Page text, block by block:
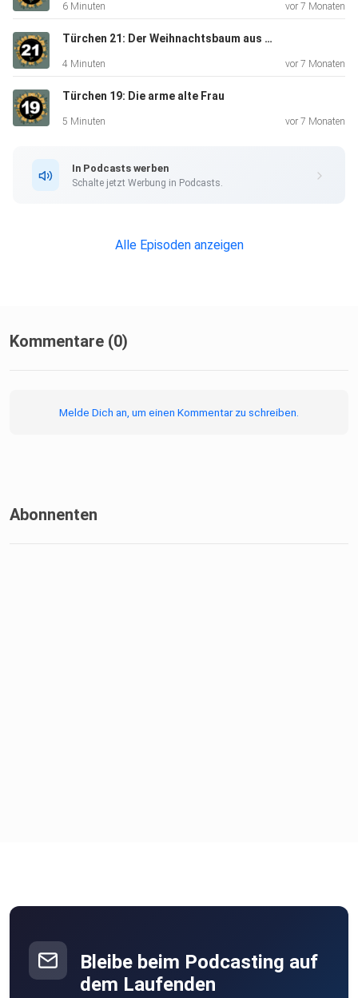
6 Minuten vor 7 Monaten
Türchen 21: Der Weihnachtsbaum aus Wismar
4 Minuten vor 7 Monaten
Türchen 19: Die arme alte Frau
5 Minuten vor 7 Monaten
In Podcasts werben
Schalte jetzt Werbung in Podcasts.
Alle Episoden anzeigen
Kommentare (0)
Melde Dich an, um einen Kommentar zu schreiben.
Abonnenten
Bleibe beim Podcasting auf
dem Laufenden